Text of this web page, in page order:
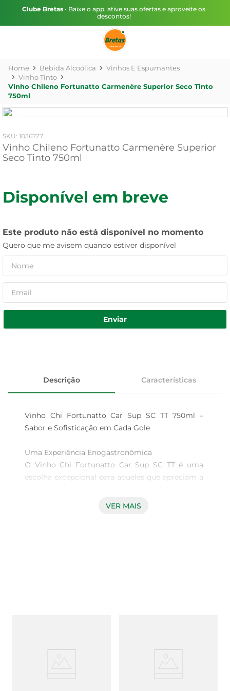
Clube Bretas • Baixe o app, ative suas ofertas e aproveite os
descontos!
Bebida Alcoólica
Vinhos E Espumantes
Vinho Tinto
Vinho Chileno Fortunatto Carmenère Superior Seco Tinto
750ml
: 1836727
Vinho Chileno Fortunatto Carmenère Superior
Seco Tinto 750ml
Disponível em breve
Este produto não está disponível no momento
Quero que me avisem quando estiver disponível
Enviar
Descrição Características
Vinho Chi Fortunatto Car Sup SC TT 750ml –
Sabor e Sofisticação em Cada Gole
Uma Experiência Enogastronômica
O Vinho Chi Fortunatto Car Sup SC TT é uma
escolha excepcional para aqueles que apreciam a
750ml de pura elegância, este vinho é ideal para
remetem a frutas vermelhas maduras, ele traz
uma leveza que se harmoniza perfeitamente com
VER MAIS